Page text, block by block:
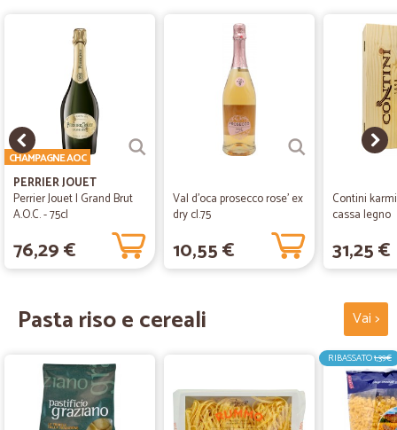
PERRIER JOUET
Perrier Jouet | Grand Brut
A.O.C. - 75cl
CHAMPAGNE AOC
76,29 €
Val d'oca prosecco rose' ex
dry cl.75
10,55 €
Contini
cassa legno
31,25 €
Pasta riso e cereali Vai >
RIBASSATO1,39€